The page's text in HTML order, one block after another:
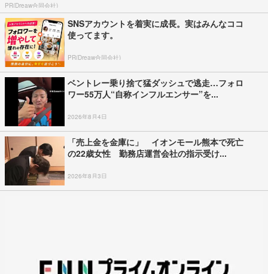
PR(Dreaw合同会社)
SNSアカウントを着実に成長。実はみんなココ
使ってます。
PR(Dreaw合同会社)
ベントレー乗り捨て猛ダッシュで逃走…フォロ
ワー55万人“自称インフルエンサー”を...
2026年8月4日
「売上金を金庫に」 イオンモール熊本で死亡
の22歳女性 勤務店運営会社の指示受け...
2026年8月3日